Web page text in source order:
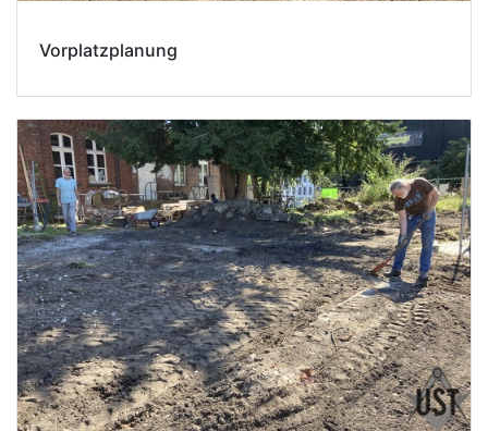
Vorplatzplanung